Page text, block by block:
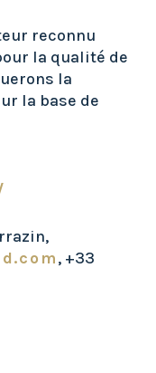
reconnu
la qualité de
la
la base de
, +33